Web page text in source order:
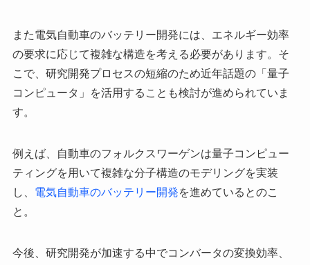
また電気自動車のバッテリー開発には、エネルギー効率
の要求に応じて複雑な構造を考える必要があります。そ
こで、研究開発プロセスの短縮のため近年話題の「量子
コンピュータ」を活用することも検討が進められていま
す。
例えば、自動車のフォルクスワーゲンは量子コンピュー
ティングを用いて複雑な分子構造のモデリングを実装
し、 電気自動車のバッテリー開発を進めているとのこ
と。
今後、研究開発が加速する中でコンバータの変換効率、